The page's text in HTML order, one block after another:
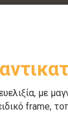
με
frame,